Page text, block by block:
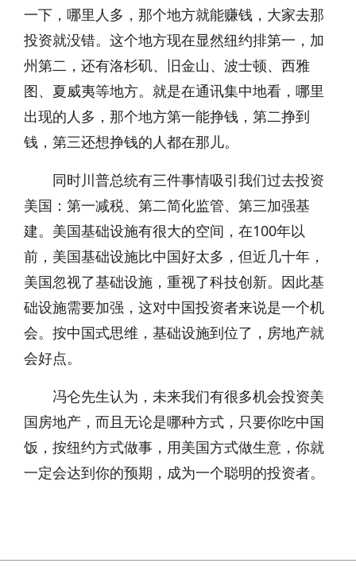
一下，哪里人多，那个地方就能赚钱，大家去那
投资就没错。这个地方现在显然纽约排第一，加
州第二，还有洛杉矶、旧金山、波士顿、西雅
图、夏威夷等地方。就是在通讯集中地看，哪里
出现的人多，那个地方第一能挣钱，第二挣到
钱，第三还想挣钱的人都在那儿。
同时川普总统有三件事情吸引我们过去投资
美国：第一减税、第二简化监管、第三加强基
建。美国基础设施有很大的空间，在100年以
前，美国基础设施比中国好太多，但近几十年，
美国忽视了基础设施，重视了科技创新。因此基
础设施需要加强，这对中国投资者来说是一个机
会。按中国式思维，基础设施到位了，房地产就
会好点。
冯仑先生认为，未来我们有很多机会投资美
国房地产，而且无论是哪种方式，只要你吃中国
饭，按纽约方式做事，用美国方式做生意，你就
一定会达到你的预期，成为一个聪明的投资者。